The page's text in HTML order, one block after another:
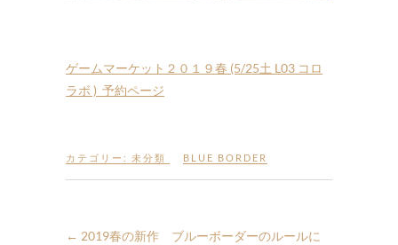
ゲームマーケット２０１９春 (5/25土 L03 コロ
ラボ ) 予約ページ
カテゴリー: 未分類 BLUE BORDER
← 2019春の新作 ブルーボーダーのルールに